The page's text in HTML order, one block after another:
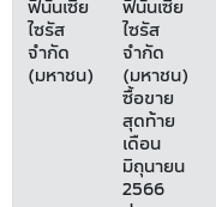
ฟินันเซีย
ไซรัส
จำกัด
(มหาชน)
ฟินันเซีย
ไซรัส
จำกัด
(มหาชน)
ซื้อขาย
สุดท้าย
เดือน
มิถุนายน
2566